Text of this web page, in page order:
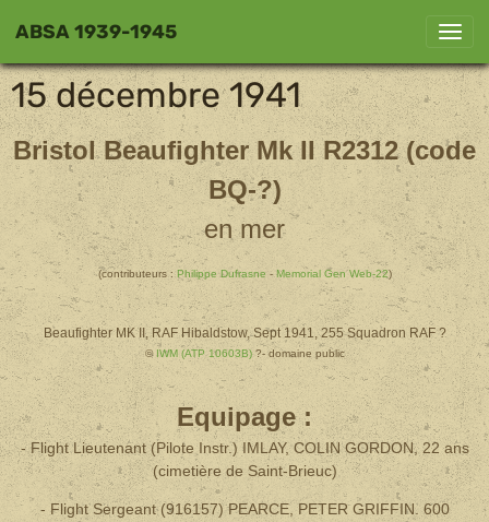
ABSA 1939-1945
15 décembre 1941
Bristol Beaufighter Mk II R2312 (code
BQ-?)
en mer
(contributeurs : Philippe Dufrasne - Memorial Gen Web-22)
Beaufighter MK II, RAF Hibaldstow, Sept 1941, 255 Squadron RAF ?
©IWM (ATP 10603B)?- domaine public
Equipage :
- Flight Lieutenant (Pilote Instr.) IMLAY, COLIN GORDON, 22 ans
(cimetière de Saint-Brieuc)
- Flight Sergeant (916157) PEARCE, PETER GRIFFIN. 600